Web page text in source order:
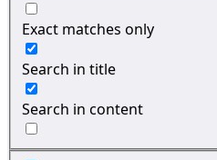
Exact matches only
Search in title
Search in content